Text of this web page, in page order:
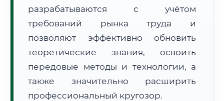
Расчет логистики оригиналов:
• Маршрут транзита:~2 815 км
• Экспресс-доставка СДЭК / Почтой: 4–6 рабочих дней
📜 Документы и аккредитация ФИС ФРДО
разрабатываются с учётом
требований рынка труда и
позволяют эффективно обновить
теоретические знания, освоить
передовые методы и технологии, а
также значительно расширить
профессиональный кругозор.